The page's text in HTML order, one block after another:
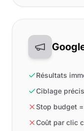
Résultats
Ciblage précis
Stop budget
Coût par clic